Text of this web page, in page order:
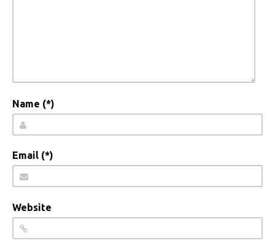
Name (*)
Email (*)
Website